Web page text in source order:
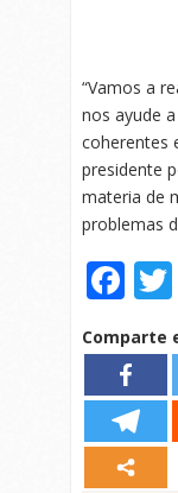
“Vamos a
nos ayude
coherentes
presidente
materia de
problemas
Comparte